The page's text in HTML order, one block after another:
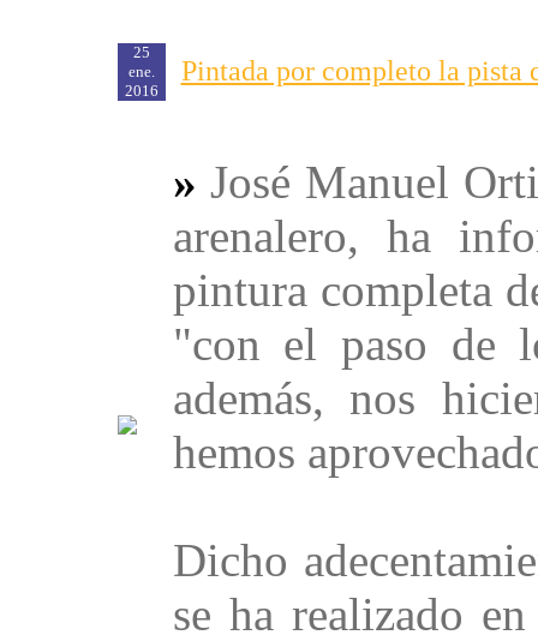
25
ene.
2016
Pintada por completo la pista
» José Manuel
arenalero, ha
pintura completa
"con el paso de
además, nos
hemos
Dicho
se ha realizado